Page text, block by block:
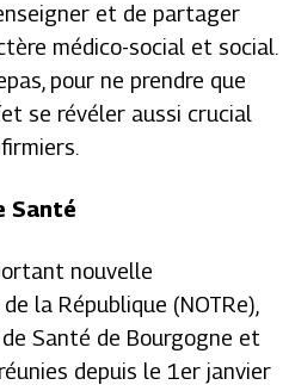
et de partager
médico-social et social.
pour ne prendre que
se révéler aussi crucial
Santé
nouvelle
la République (NOTRe),
Santé de Bourgogne et
depuis le 1er janvier